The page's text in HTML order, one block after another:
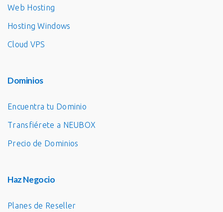
Web Hosting
Hosting Windows
Cloud VPS
Dominios
Encuentra tu Dominio
Transfiérete a NEUBOX
Precio de Dominios
Haz Negocio
Planes de Reseller